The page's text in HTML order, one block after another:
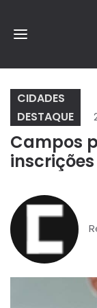
CIDADES
DESTAQUE
Campos